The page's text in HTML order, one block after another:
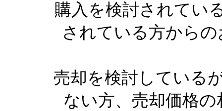
購入を検討されてい
されている方から
売却を検討している
ない方、売却価格